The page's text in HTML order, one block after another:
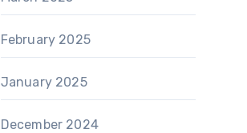
February 2025
January 2025
December 2024